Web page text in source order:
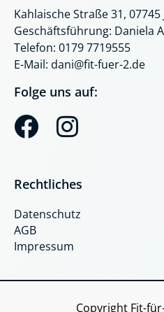
Kahlaische Straße 31, 07745
Geschäftsführung: Daniela
Telefon: 0179 7719555
E-Mail: dani@fit-fuer-2.de
Folge uns auf:
F
a
c
e
b
o
o
I
s
t
a
g
r
a
Rechtliches
Datenschutz
AGB
Impressum
Copyright Fit-